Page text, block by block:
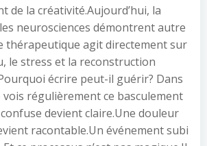
de la créativité.Aujourd’hui, la
neurosciences démontrent autre
thérapeutique agit directement sur
le stress et la reconstruction
écrire peut-il guérir? Dans
régulièrement ce basculement
devient claire.Une douleur
racontable.Un événement subi